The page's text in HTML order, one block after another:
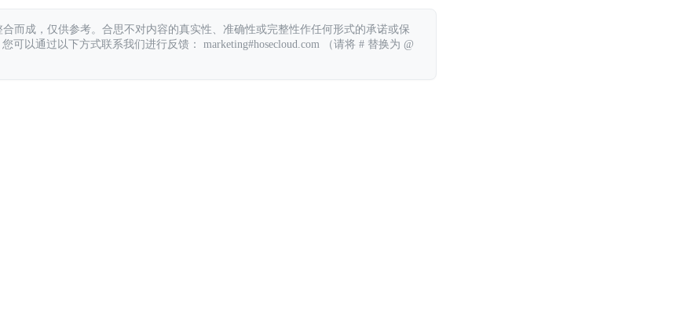
而成，仅供参考。合思不对内容的真实性、准确性或完整性作任何形式的承诺或保
可以通过以下方式联系我们进行反馈： marketing#hosecloud.com （请将 # 替换为 @